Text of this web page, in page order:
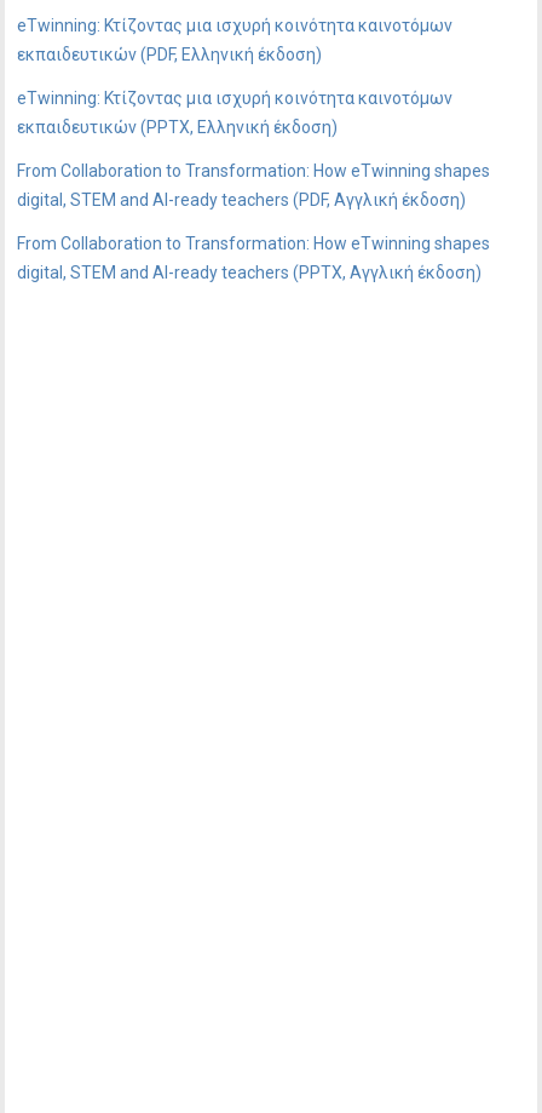
eTwinning: Κτίζοντας μια ισχυρή κοινότητα καινοτόμων
εκπαιδευτικών (PDF, Ελληνική έκδοση)
eTwinning: Κτίζοντας μια ισχυρή κοινότητα καινοτόμων
εκπαιδευτικών (PPTX, Ελληνική έκδοση)
From Collaboration to Transformation: How eTwinning shapes
digital, STEM and AI-ready teachers (PDF, Αγγλική έκδοση)
From Collaboration to Transformation: How eTwinning shapes
digital, STEM and AI-ready teachers (PPTX, Αγγλική έκδοση)